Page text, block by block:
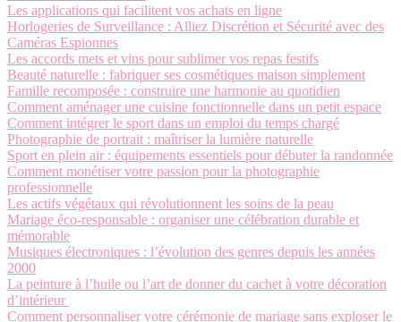
Les applications qui facilitent vos achats en ligne
Horlogeries de Surveillance : Alliez Discrétion et Sécurité avec des
Caméras Espionnes
Les accords mets et vins pour sublimer vos repas festifs
Beauté naturelle : fabriquer ses cosmétiques maison simplement
Famille recomposée : construire une harmonie au quotidien
Comment aménager une cuisine fonctionnelle dans un petit espace
Comment intégrer le sport dans un emploi du temps chargé
Photographie de portrait : maîtriser la lumière naturelle
Sport en plein air : équipements essentiels pour débuter la randonnée
Comment monétiser votre passion pour la photographie
professionnelle
Les actifs végétaux qui révolutionnent les soins de la peau
Mariage éco-responsable : organiser une célébration durable et
mémorable
Musiques électroniques : l’évolution des genres depuis les années
2000
La peinture à l’huile ou l’art de donner du cachet à votre décoration
d’intérieur
Comment personnaliser votre cérémonie de mariage sans exploser le